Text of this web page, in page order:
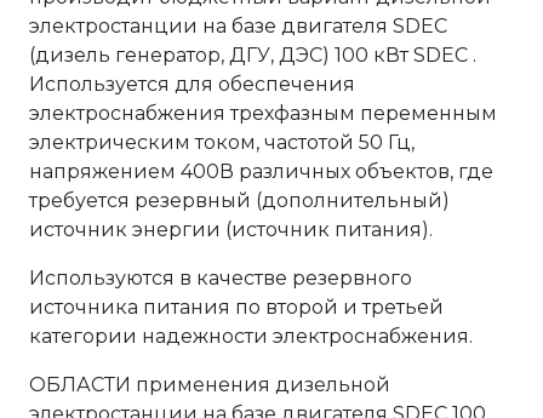
электростанции на базе двигателя SDEC
(дизель генератор, ДГУ, ДЭС) 100 кВт SDEC .
Используется для обеспечения
электроснабжения трехфазным переменным
электрическим током, частотой 50 Гц,
напряжением 400В различных объектов, где
требуется резервный (дополнительный)
источник энергии (источник питания).
Используются в качестве резервного
источника питания по второй и третьей
категории надежности электроснабжения.
ОБЛАСТИ применения дизельной